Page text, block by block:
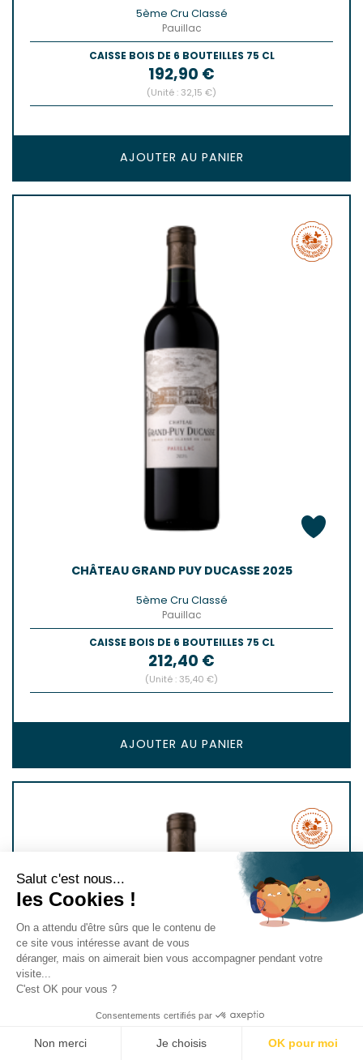
5ème Cru Classé
Pauillac
CAISSE BOIS DE 6 BOUTEILLES 75 CL
Prix
192,90 €
(Unité : 32,15 €)
AJOUTER AU PANIER
CHÂTEAU GRAND PUY DUCASSE 2025
5ème Cru Classé
Pauillac
CAISSE BOIS DE 6 BOUTEILLES 75 CL
Prix
212,40 €
(Unité : 35,40 €)
AJOUTER AU PANIER
Salut c'est nous...
les Cookies !
On a attendu d'être sûrs que le contenu de
ce site vous intéresse avant de vous
déranger, mais on aimerait bien vous accompagner pendant votre
visite...
C'est OK pour vous ?
Consentements certifiés par
Non merci Je choisis OK pour moi